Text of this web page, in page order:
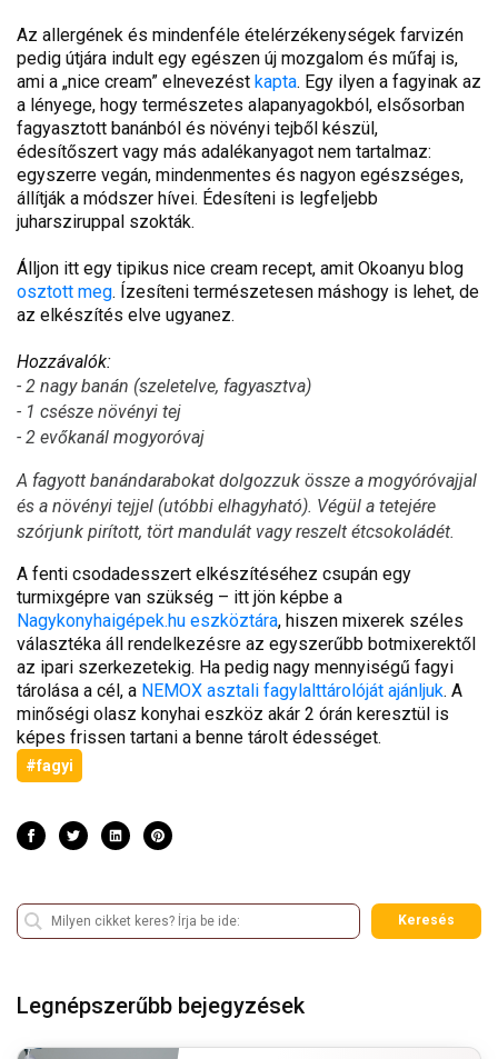
Az allergének és mindenféle ételérzékenységek farvizén
pedig útjára indult egy egészen új mozgalom és műfaj is,
ami a „nice cream” elnevezést kapta. Egy ilyen a fagyinak az
a lényege, hogy természetes alapanyagokból, elsősorban
fagyasztott banánból és növényi tejből készül,
édesítőszert vagy más adalékanyagot nem tartalmaz:
egyszerre vegán, mindenmentes és nagyon egészséges,
állítják a módszer hívei. Édesíteni is legfeljebb
juharsziruppal szokták.
Álljon itt egy tipikus nice cream recept, amit Okoanyu blog
osztott meg. Ízesíteni természetesen máshogy is lehet, de
az elkészítés elve ugyanez.
Hozzávalók:
- 2 nagy banán (szeletelve, fagyasztva)
- 1 csésze növényi tej
- 2 evőkanál mogyoróvaj
A fagyott banándarabokat dolgozzuk össze a mogyóróvajjal
és a növényi tejjel (utóbbi elhagyható). Végül a tetejére
szórjunk pirított, tört mandulát vagy reszelt étcsokoládét.
A fenti csodadesszert elkészítéséhez csupán egy
turmixgépre van szükség – itt jön képbe a
Nagykonyhaigépek.hu eszköztára, hiszen mixerek széles
választéka áll rendelkezésre az egyszerűbb botmixerektől
az ipari szerkezetekig. Ha pedig nagy mennyiségű fagyi
tárolása a cél, a NEMOX asztali fagylalttárolóját ajánljuk. A
minőségi olasz konyhai eszköz akár 2 órán keresztül is
képes frissen tartani a benne tárolt édességet.
#fagyi
Keresés
Legnépszerűbb bejegyzések